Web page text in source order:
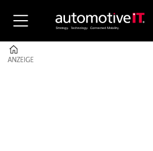
ANZEIGE
ANZEIGE